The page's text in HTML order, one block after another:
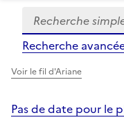
Formulaire
de
recherche
Recherche
Recherche
Voir le fil d'Ariane
Pas de date pour le